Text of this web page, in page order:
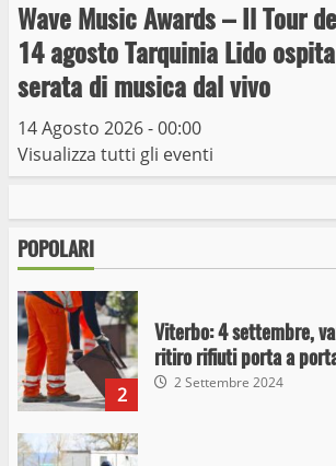
Wave Music Awards – Il Tour
14 agosto Tarquinia Lido
serata di musica dal vivo
14 Agosto 2026 - 00:00
Visualizza tutti gli eventi
POPOLARI
Giochi Sportivi
Viterbo
10 Maggio 2023
I Carabinieri arrestano
stupefacenti
2
Viterbo: 4 settembre,
ritiro rifiuti porta a
2 Settembre 2024